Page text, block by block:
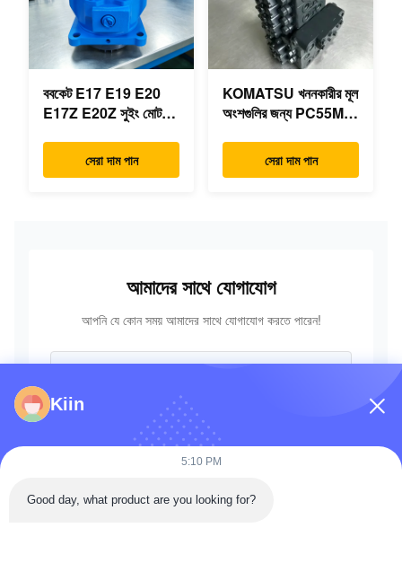
ববকেট E17 E19 E20
E17Z E20Z সুইং মোটর
7024419 মিনি
এক্সক্যাভারের জন্য
সেরা দাম পান
KOMATSU খননকারীর মূল
অংশগুলির জন্য PC55MR-
723-18-18200 723-
18-18201 723-18-
সেরা দাম পান
আমাদের সাথে যোগাযোগ
আপনি যে কোন সময় আমাদের সাথে যোগাযোগ করতে পারেন!
Kiin
5:10 PM
Good day, what product are you looking for?